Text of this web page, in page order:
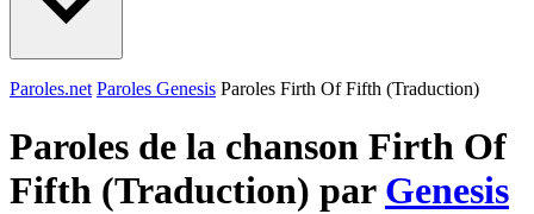
Paroles.net Paroles Genesis Paroles Firth Of Fifth (Traduction)
Paroles de la chanson Firth Of
Fifth (Traduction) par Genesis